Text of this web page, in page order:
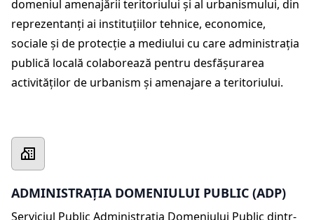
domeniul amenajării teritoriului şi al urbanismului, din
reprezentanţi ai instituţiilor tehnice, economice,
sociale şi de protecţie a mediului cu care administraţia
publică locală colaborează pentru desfăşurarea
activităţilor de urbanism și amenajare a teritoriului.
ADMINISTRAȚIA DOMENIULUI PUBLIC (ADP)
Serviciul Public Administraţia Domeniului Public dintr-